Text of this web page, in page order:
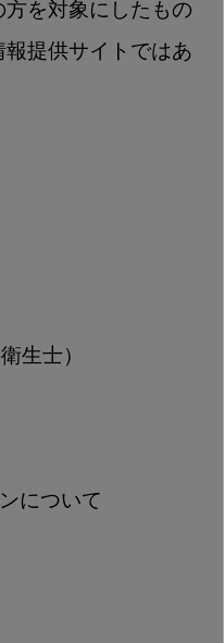
を対象にしたもの
提供サイトではあ
生士）
について